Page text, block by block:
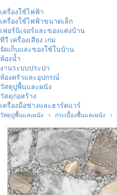
เครื่องใช้ไฟฟ้า
เครื่องใช้ไฟฟ้าขนาดเล็ก
เฟอร์นิเจอร์และของแต่งบ้าน
ทีวี เครื่องเสียง เกม
จัดเก็บและของใช้ในบ้าน
ห้องน้ำ
งานระบบประปา
ห้องครัวและอุปกรณ์
วัสดุปูพื้นและผนัง
วัสดุก่อสร้าง
เครื่องมือช่างและฮาร์ดแวร์
วัสดุปูพื้นและผนัง กระเบื้องพื้นและผนัง